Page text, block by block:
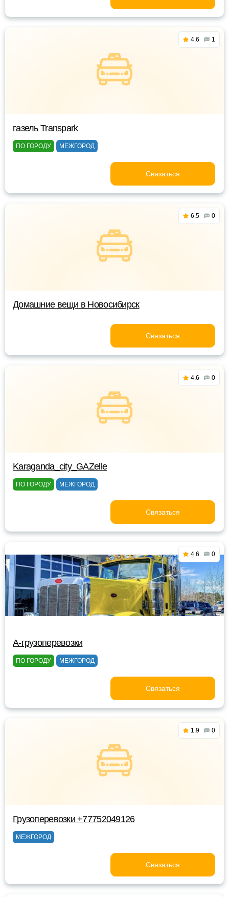
4.6 1
газель Transpark
ПО ГОРОДУ МЕЖГОРОД
Связаться
6.5 0
Домашние вещи в Новосибирск
Связаться
4.6 0
Karaganda_city_GAZelle
ПО ГОРОДУ МЕЖГОРОД
Связаться
4.6 0
A-грузоперевозки
ПО ГОРОДУ МЕЖГОРОД
Связаться
1.9 0
Грузоперевозки +77752049126
МЕЖГОРОД
Связаться